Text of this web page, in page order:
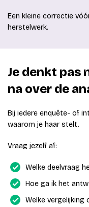
Een kleine correctie
herstelwerk.
Je denkt pas
na over de
Bij iedere enquête- of
waarom je haar stelt.
Vraag jezelf af:
Welke deelvraag
Hoe ga ik het
Welke vergelijking